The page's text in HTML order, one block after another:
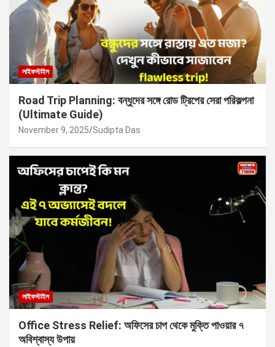
লাইফস্টাইল
Road Trip Planning: বন্ধুদের সঙ্গে রোড ট্রিপের সেরা পরিকল্পনা
(Ultimate Guide)
November 9, 2025 Sudipta Das
লাইফস্টাইল
Office Stress Relief: অফিসের চাপ থেকে মুক্তি পাওয়ার ৭
অবিশ্বাস্য উপায়